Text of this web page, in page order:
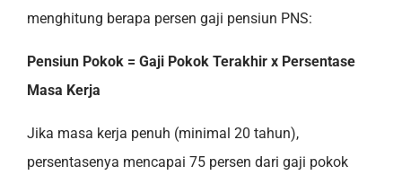
menghitung berapa persen gaji pensiun PNS:
Pensiun Pokok = Gaji Pokok Terakhir x Persentase
Masa Kerja
Jika masa kerja penuh (minimal 20 tahun),
persentasenya mencapai 75 persen dari gaji pokok